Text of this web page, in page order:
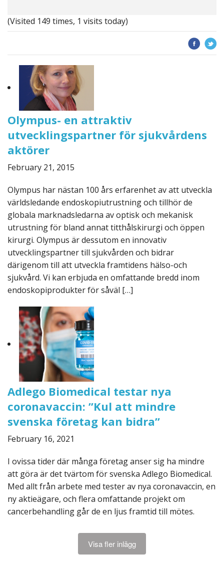
(Visited 149 times, 1 visits today)
Olympus- en attraktiv
utvecklingspartner för sjukvårdens
aktörer
February 21, 2015
Olympus har nästan 100 års erfarenhet av att utveckla
världsledande endoskopiutrustning och tillhör de
globala marknadsledarna av optisk och mekanisk
utrustning för bland annat titthålskirurgi och öppen
kirurgi. Olympus är dessutom en innovativ
utvecklingspartner till sjukvården och bidrar
därigenom till att utveckla framtidens hälso-och
sjukvård. Vi kan erbjuda en omfattande bredd inom
endoskopiprodukter för såväl […]
Adlego Biomedical testar nya
coronavaccin: ”Kul att mindre
svenska företag kan bidra”
February 16, 2021
I ovissa tider där många företag anser sig ha mindre
att göra är det tvärtom för svenska Adlego Biomedical.
Med allt från arbete med tester av nya coronavaccin, en
ny aktieägare, och flera omfattande projekt om
cancerbehandling går de en ljus framtid till mötes.
Visa fler inlägg